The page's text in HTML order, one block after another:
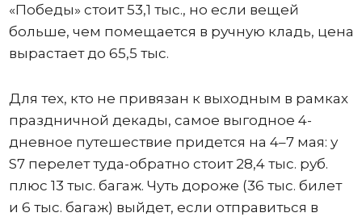
«Победы» стоит 53,1 тыс., но если вещей
больше, чем помещается в ручную кладь, цена
вырастает до 65,5 тыс.
Для тех, кто не привязан к выходным в рамках
праздничной декады, самое выгодное 4-
дневное путешествие придется на 4–7 мая: у
S7 перелет туда-обратно стоит 28,4 тыс. руб.
плюс 13 тыс. багаж. Чуть дороже (36 тыс. билет
и 6 тыс. багаж) выйдет, если отправиться в